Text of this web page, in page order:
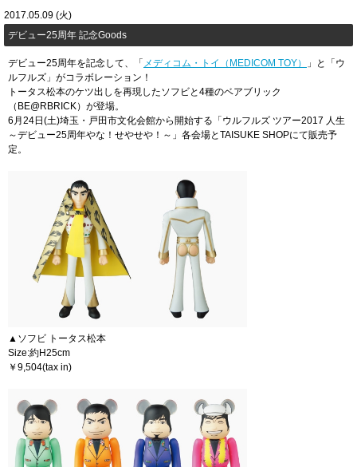
2017.05.09 (火)
デビュー25周年 記念Goods
デビュー25周年を記念して、「 メディコム・トイ（MEDICOM TOY）
」と「ウ
ルフルズ」がコラボレーション！
トータス松本のケツ出しを再現したソフビと4種のベアブリック
（BE@RBRICK）が登場。
6月24日(土)埼玉・戸田市文化会館から開始する「ウルフルズ ツアー2017 人生
～デビュー25周年やな！せやせや！～」各会場とTAISUKE SHOPにて販売予
定。
▲ソフビ トータス松本
Size:約H25cm
￥9,504(tax in)